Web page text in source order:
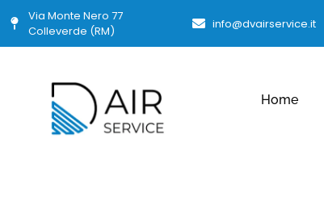
Via Monte Nero 77
Colleverde (RM)
info@dvairservice.it
Home